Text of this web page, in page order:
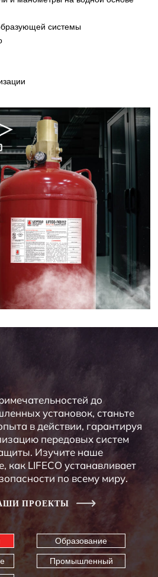
системы
до
установок, станьте
в действии, гарантируя
передовых систем
Изучите наше
как LIFECO устанавливает
по всему миру.
ПРОЕКТЫ
Образование
Промышленный